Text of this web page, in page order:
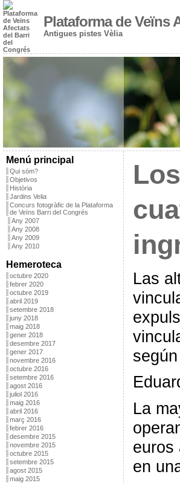
Plataforma de Veïns
Antigues pistes Vèlia
Menú principal
Qui sóm?
Objetivos
Història
Jardins Velia
Concurs fotogràfic de la Plataforma
de Veïns Barri del Congrés
Any 2007
Any 2008
Any 2009
Any 2010
Hemeroteca
octubre 2020
febrer 2020
octubre 2019
abril 2019
setembre 2018
juny 2018
maig 2018
gener 2018
desembre 2017
gener 2017
novembre 2016
octubre 2016
setembre 2016
agost 2016
juliol 2016
maig 2016
abril 2016
març 2016
febrer 2016
desembre 2015
novembre 2015
octubre 2015
setembre 2015
agost 2015
maig 2015
Las
La
euros
en